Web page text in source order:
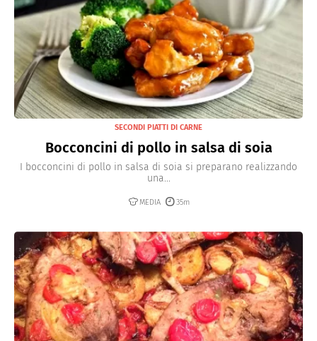
SECONDI PIATTI DI CARNE
Bocconcini di pollo in salsa di soia
I bocconcini di pollo in salsa di soia si preparano realizzando
una...
MEDIA 35m